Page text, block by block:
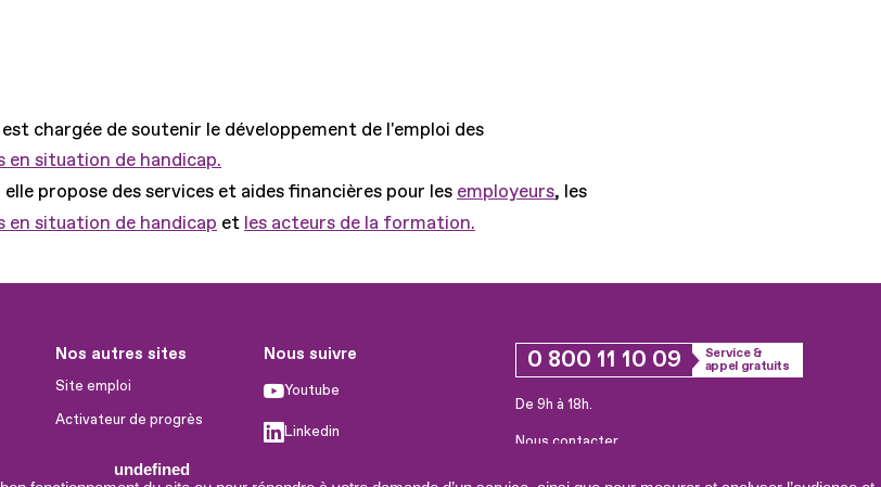
undefined
chargée de soutenir le développement de l'emploi des
en situation de handicap.
elle propose des services et aides financières pour les employeurs, les
en situation de handicap et les acteurs de la formation.
Nos autres sites
Site emploi
Activateur de progrès
Nous suivre
Youtube
Linkedin
0 800 11 10 09
Service &
appel gratuits
De 9h à 18h.
Nous contacter